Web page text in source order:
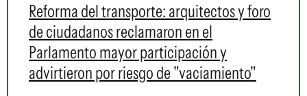
Reforma del transporte: arquitectos y foro
de ciudadanos reclamaron en el
Parlamento mayor participación y
advirtieron por riesgo de "vaciamiento"